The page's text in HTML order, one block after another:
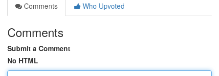
Comments
Who Upvoted
Comments
Submit a Comment
No HTML